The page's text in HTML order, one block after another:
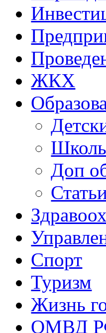
ЖКХ
Доп
Спорт
Туризм
Жизнь
ОМВД